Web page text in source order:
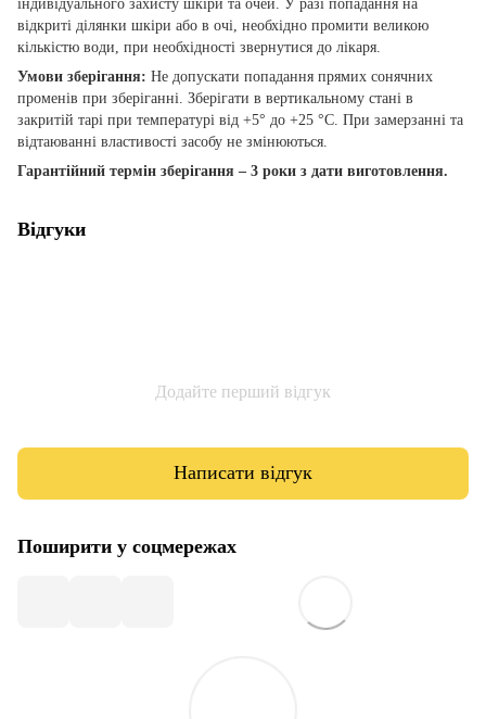
індивідуального захисту шкіри та очей. У разі попадання на
відкриті ділянки шкіри або в очі, необхідно промити великою
кількістю води, при необхідності звернутися до лікаря.
Умови зберігання: Не допускати попадання прямих сонячних
променів при зберіганні. Зберігати в вертикальному стані в
закритій тарі при температурі від +5° до +25 °С. При замерзанні та
відтаюванні властивості засобу не змінюються.
Гарантійний термін зберігання – 3 роки з дати виготовлення.
Відгуки
Додайте перший відгук
Написати відгук
Поширити у соцмережах